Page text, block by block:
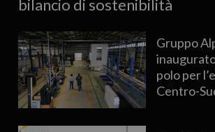
bilancio di sostenibilità
Gruppo
polo per
Centro-